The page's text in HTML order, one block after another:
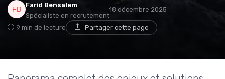
Farid Bensalem
Spécialiste en recrutement
18 décembre 2025
9 min de lecture Partager cette page